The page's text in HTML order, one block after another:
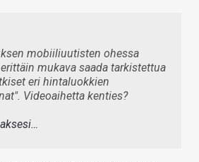
mobiiliuutisten ohessa
mukava saada tarkistettua
eri hintaluokkien
Videoaihetta kenties?